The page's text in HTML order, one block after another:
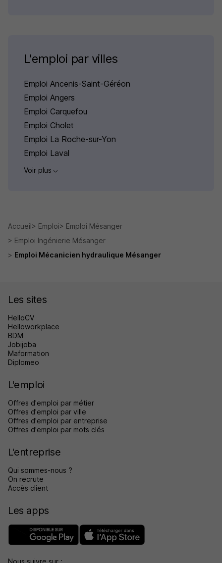
L'emploi par villes
Emploi Ancenis-Saint-Géréon
Emploi Angers
Emploi Carquefou
Emploi Cholet
Emploi La Roche-sur-Yon
Emploi Laval
Voir plus
Accueil Emploi
Emploi Mésanger
Emploi Ingénierie Mésanger
Emploi Mécanicien hydraulique Mésanger
Les sites
HelloCV
Helloworkplace
BDM
Jobijoba
Maformation
Diplomeo
L'emploi
Offres d'emploi par métier
Offres d'emploi par ville
Offres d'emploi par entreprise
Offres d'emploi par mots clés
L'entreprise
Qui sommes-nous ?
On recrute
Accès client
Les apps
Nous suivre sur :